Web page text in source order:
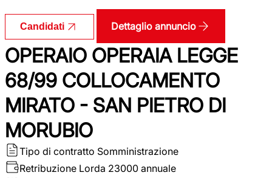
Candidati Dettaglio annuncio
OPERAIO OPERAIA LEGGE
68/99 COLLOCAMENTO
MIRATO - SAN PIETRO DI
MORUBIO
Tipo di contratto Somministrazione
Retribuzione Lorda 23000 annuale